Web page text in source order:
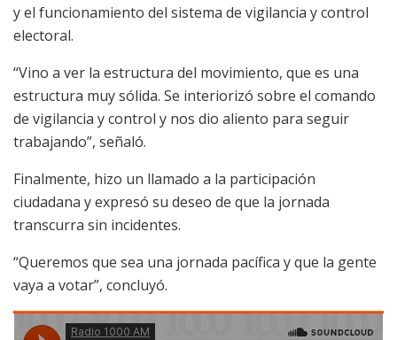
y el funcionamiento del sistema de vigilancia y control
electoral.
“Vino a ver la estructura del movimiento, que es una
estructura muy sólida. Se interiorizó sobre el comando
de vigilancia y control y nos dio aliento para seguir
trabajando”, señaló.
Finalmente, hizo un llamado a la participación
ciudadana y expresó su deseo de que la jornada
transcurra sin incidentes.
“Queremos que sea una jornada pacífica y que la gente
vaya a votar”, concluyó.